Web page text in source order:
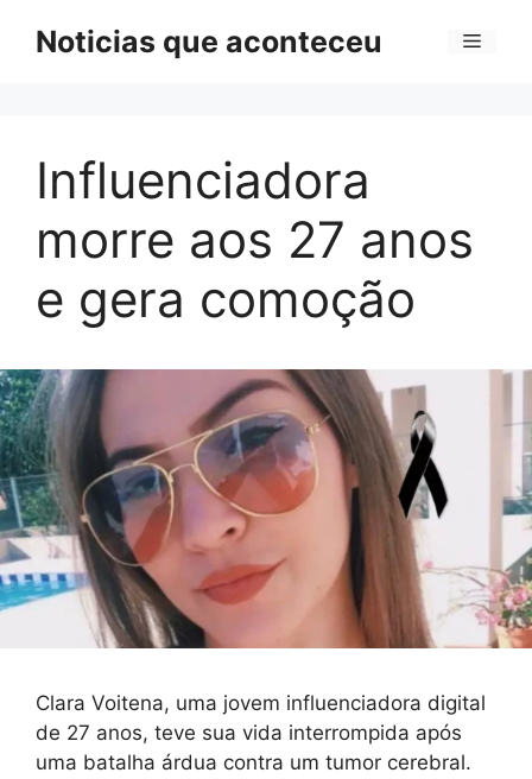
Noticias que aconteceu Menu
Influenciadora
morre aos 27 anos
e gera comoção
Clara Voitena, uma jovem influenciadora digital
de 27 anos, teve sua vida interrompida após
uma batalha árdua contra um tumor cerebral.